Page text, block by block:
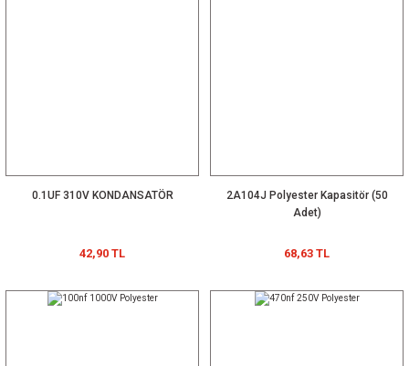
0.1UF 310V KONDANSATÖR
42,90 TL
2A104J Polyester Kapasitör (50
Adet)
68,63 TL